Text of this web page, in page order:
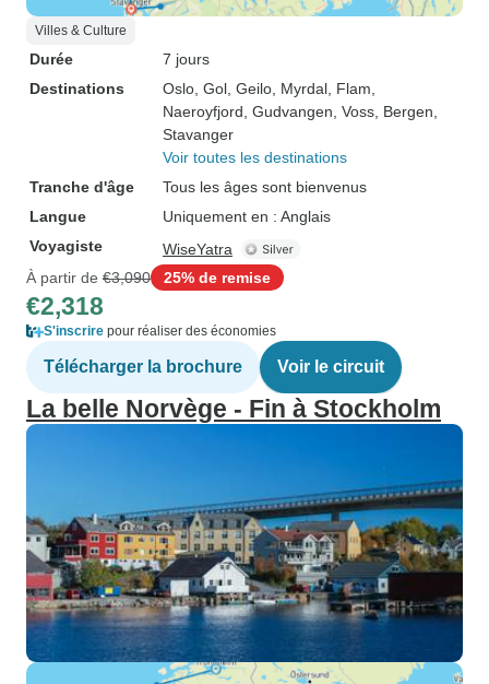
Villes & Culture
Durée
7 jours
Destinations
Oslo , Gol , Geilo , Myrdal , Flam
Naeroyfjord , Gudvangen , Voss , Bergen
Stavanger
Voir toutes les destinations
Tranche d'âge
Tous les âges sont bienvenus
Langue
Uniquement en : Anglais
Voyagiste
WiseYatra
À partir de €3,090 25% de remise
€2,318
S'inscrire pour réaliser des économies
Télécharger la brochure Voir le circuit
La belle Norvège - Fin à Stockholm